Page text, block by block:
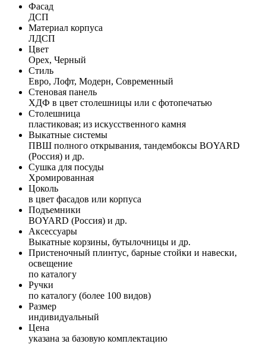
Фасад
ДСП
Материал корпуса
ЛДСП
Цвет
Орех, Черный
Стиль
Евро, Лофт, Модерн, Современный
Стеновая панель
ХДФ в цвет столешницы или с фотопечатью
Столешница
пластиковая; из искусственного камня
Выкатные системы
ПВШ полного открывания, тандембоксы BOYARD
(Россия) и др.
Сушка для посуды
Хромированная
Цоколь
в цвет фасадов или корпуса
Подъемники
BOYARD (Россия) и др.
Аксессуары
Выкатные корзины, бутылочницы и др.
Пристеночный плинтус, барные стойки и навески,
освещение
по каталогу
Ручки
по каталогу (более 100 видов)
Размер
индивидуальный
Цена
указана за базовую комплектацию